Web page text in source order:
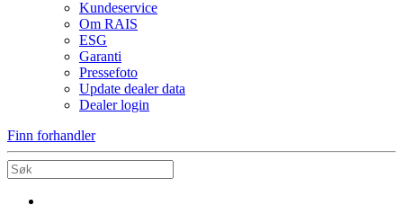
Kundeservice
Om RAIS
ESG
Garanti
Pressefoto
Update dealer data
Dealer login
Finn forhandler